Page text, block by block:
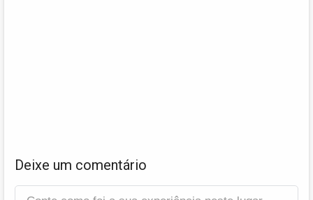
Deixe um comentário